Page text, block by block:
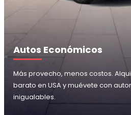
Autos Económicos
Más provecho, menos costos.
barato en USA y muévete con
inigualables.